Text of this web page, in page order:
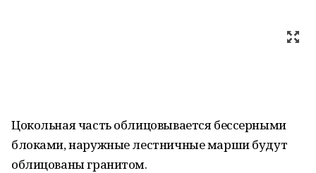
Цокольная часть облицовывается бессерными
блоками, наружные лестничные марши будут
облицованы гранитом.